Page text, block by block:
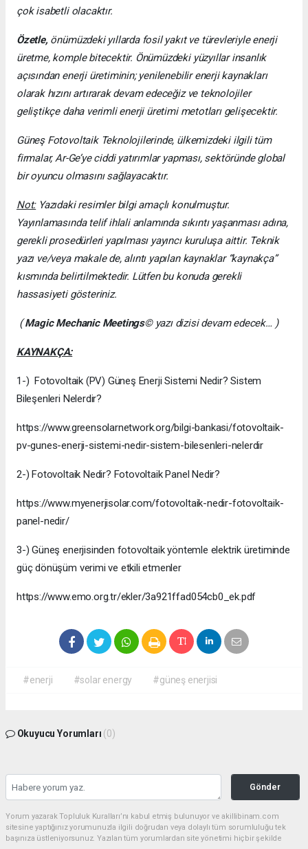
çok isabetli olacaktır.
Özetle,önümüzdeki yıllarda fosil yakıt ve türevleriyle enerji
üretme, komple bitecektir. Önümüzdeki yüzyıllar insanlık
açısından enerji üretiminin; yenilenebilir enerji kaynakları
olarak hızını artırarak devam edeceğiz ve teknolojiler
geliştikçe daha verimli enerji üretimi metotları gelişecektir.
Güneş Fotovoltaik Teknolojilerinde, ülkemizdeki ilgili tüm
firmalar, Ar-Ge’ye ciddi yatırımlar yapması, sektöründe global
bir oyuncu olmasını sağlayacaktır.
Not:Yazıdaki resimler bilgi amaçlı konulmuştur.
Yayınlamasında telif ihlali anlamında sıkıntı yaşanması adına,
gerekli prosedürleri yapılması yayıncı kuruluşa aittir. Teknik
yazı ve/veya makale de, alıntı yapılan kaynaklar “kaynakça”
kısmında belirtilmektedir. Lütfen bu konuda gerekli
hassasiyeti gösteriniz.
(Magic Mechanic Meetings© yazı dizisi devam edecek… )
KAYNAKÇA:
1-) Fotovoltaik (PV) Güneş Enerji Sistemi Nedir? Sistem
Bileşenleri Nelerdir?
https://www.greensolarnetwork.org/bilgi-bankasi/fotovoltaik-
pv-gunes-enerji-sistemi-nedir-sistem-bilesenleri-nelerdir
2-) Fotovoltaik Nedir? Fotovoltaik Panel Nedir?
https://www.myenerjisolar.com/fotovoltaik-nedir-fotovoltaik-
panel-nedir/
3-) Güneş enerjisinden fotovoltaik yöntemle elektrik üretiminde
güç dönüşüm verimi ve etkili etmenler
https://www.emo.org.tr/ekler/3a921ffad054cb0_ek.pdf
#enerji #solar energy #güneş enerjisi
Okuyucu Yorumları (0)
Gönder
Yorum yazarak Topluluk Kuralları’nı kabul etmiş bulunuyor ve akillibinam.com
sitesine yaptığınız yorumunuzla ilgili doğrudan veya dolaylı tüm sorumluluğu tek
başınıza üstleniyorsunuz. Yazılan tüm yorumlardan site yönetimi hiçbir şekilde